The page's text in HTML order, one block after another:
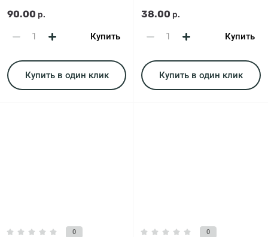
90.00 р.
Купить
Купить в один клик
38.00 р.
Купить
Купить в один клик
0 0